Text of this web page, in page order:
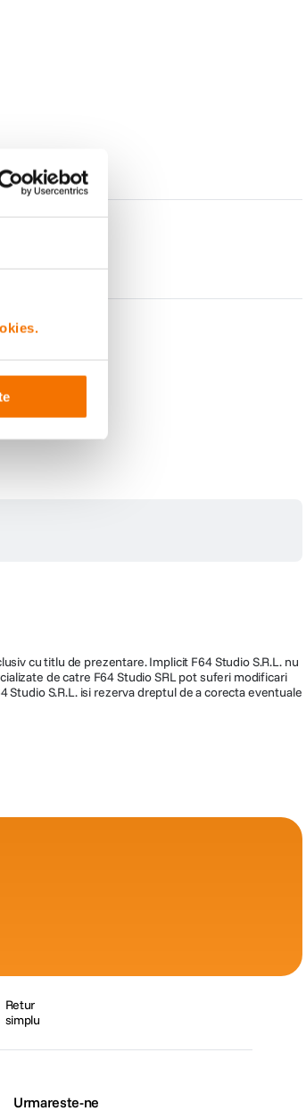
cu titlu de prezentare. Implicit F64 Studio S.R.L. nu
de catre F64 Studio SRL pot suferi modificari
S.R.L. isi rezerva dreptul de a corecta eventuale
Retur
simplu
Urmareste-ne